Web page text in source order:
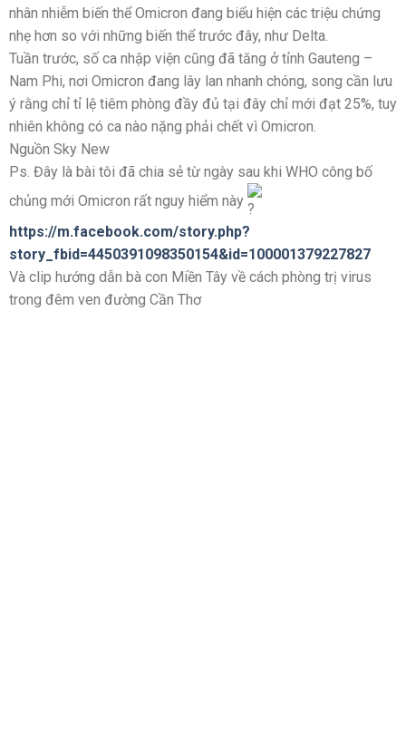
nhân nhiễm biến thể Omicron đang biểu hiện các triệu chứng
nhẹ hơn so với những biến thể trước đây, như Delta.
Tuần trước, số ca nhập viện cũng đã tăng ở tỉnh Gauteng –
Nam Phi, nơi Omicron đang lây lan nhanh chóng, song cần lưu
ý rằng chỉ tỉ lệ tiêm phòng đầy đủ tại đây chỉ mới đạt 25%, tuy
nhiên không có ca nào nặng phải chết vì Omicron.
Nguồn Sky New
Ps. Đây là bài tôi đã chia sẻ từ ngày sau khi WHO công bố
chủng mới Omicron rất nguy hiểm này
https://m.facebook.com/story.php?
story_fbid=4450391098350154&id=100001379227827
Và clip hướng dẫn bà con Miền Tây về cách phòng trị virus
trong đêm ven đường Cần Thơ